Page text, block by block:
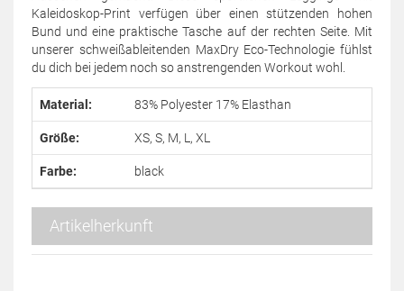
Kaleidoskop-Print verfügen über einen stützenden hohen
Bund und eine praktische Tasche auf der rechten Seite. Mit
unserer schweißableitenden MaxDry Eco-Technologie fühlst
du dich bei jedem noch so anstrengenden Workout wohl.
Material: 83% Polyester 17% Elasthan
Größe: XS, S, M, L, XL
Farbe: black
Artikelherkunft